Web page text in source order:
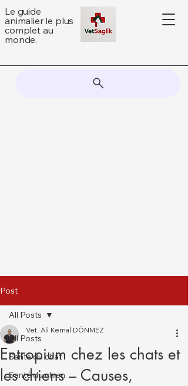
Le guide
animalier le plus
complet au
monde.
Post
All Posts
Santé du chat
Santé du chien
All Posts
Entropium chez les chats et
les chiens – Causes,
Vet. Ali Kemal DÖNMEZ